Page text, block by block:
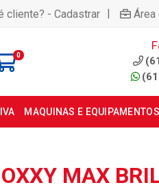
cliente? - Cadastrar | Área
0
MAQUINAS E EQUIPAMENTOS
MAX